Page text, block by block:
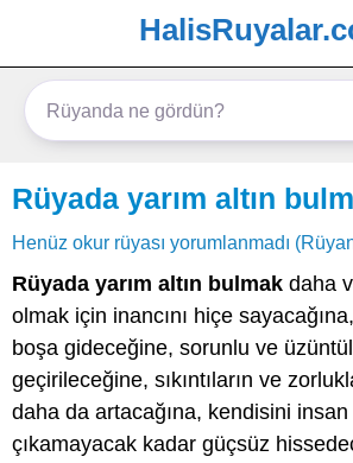
Rüyada yarım altın
Henüz okur rüyası yorumlanmadı
Rüyada yarım altın bulmak daha
olmak için inancını hiçe
boşa gideceğine, sorunlu ve
geçirileceğine, sıkıntıların ve
daha da artacağına, kendisini
çıkamayacak kadar güçsüz